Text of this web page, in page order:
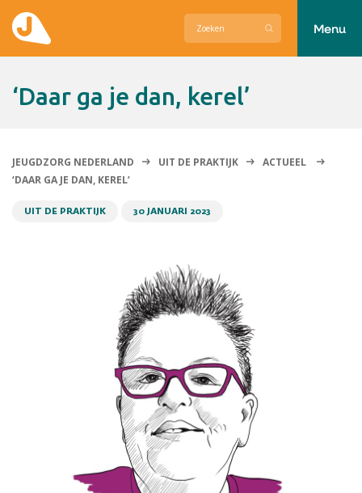
Hier zetten wij ons voor in
Menu
‘Daar ga je dan, kerel’
JEUGDZORG NEDERLAND UIT DE PRAKTIJK
ACTUEEL
‘DAAR GA JE DAN, KEREL’
UIT DE PRAKTIJK 30 JANUARI 2023